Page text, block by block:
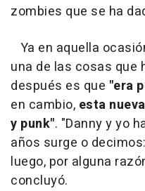
zombies que se ha
Ya en aquella
una de las cosas que
después es que "era
en cambio, esta
y punk". "Danny y yo
años surge o
luego, por alguna
concluyó.